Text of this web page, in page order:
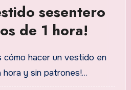
sesentero
de 1 hora!
hora y sin patrones!…